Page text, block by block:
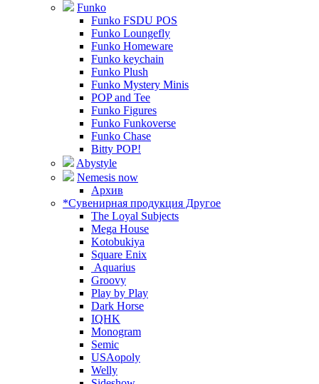
Funko
Funko FSDU POS
Funko Loungefly
Funko Homeware
Funko keychain
Funko Plush
Funko Mystery Minis
POP and Tee
Funko Figures
Funko Funkoverse
Funko Chase
Bitty POP!
Abystyle
Nemesis now
Архив
*Сувенирная продукция Другое
The Loyal Subjects
Mega House
Kotobukiya
Square Enix
Aquarius
Groovy
Play by Play
Dark Horse
IQHK
Monogram
Semic
USAopoly
Welly